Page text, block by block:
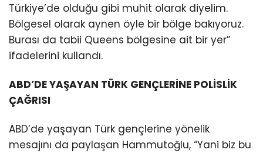
Türkiye’de olduğu gibi muhit olarak diyelim.
Bölgesel olarak aynen öyle bir bölge bakıyoruz.
Burası da tabii Queens bölgesine ait bir yer”
ifadelerini kullandı.
ABD’DE YAŞAYAN TÜRK GENÇLERİNE POLİSLİK
ÇAĞRISI
ABD’de yaşayan Türk gençlerine yönelik
mesajını da paylaşan Hammutoğlu, “Yani biz bu